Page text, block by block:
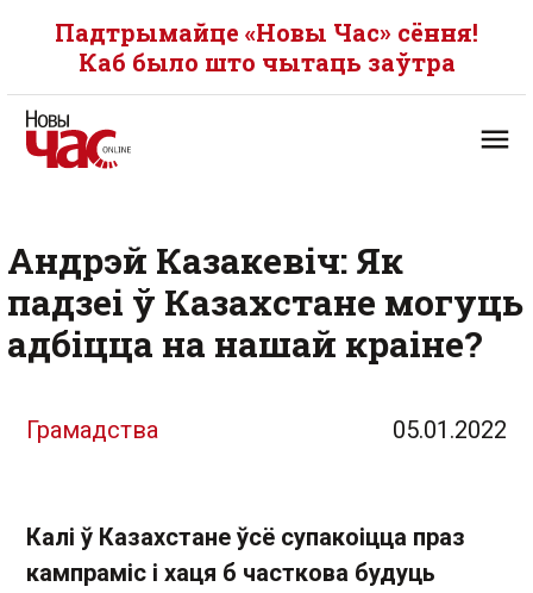
Падтрымайце «Новы Час» сёння!
Каб было што чытаць заўтра
Андрэй Казакевіч: Як
падзеі ў Казахстане могуць
адбіцца на нашай краіне?
Грамадства 05.01.2022
Калі ў Казахстане ўсё супакоіцца праз
кампраміс і хаця б часткова будуць